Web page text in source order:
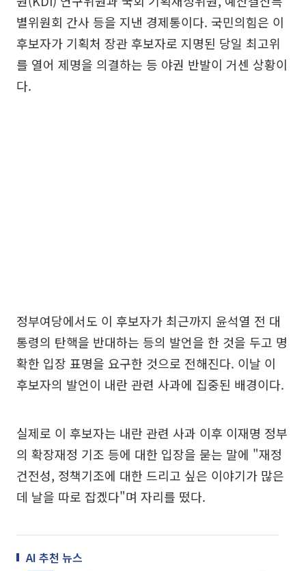
별위원회 간사 등을 지낸 경제통이다. 국민의힘은 이
후보자가 기획처 장관 후보자로 지명된 당일 최고위
를 열어 제명을 의결하는 등 야권 반발이 거센 상황이
다.
정부여당에서도 이 후보자가 최근까지 윤석열 전 대
통령의 탄핵을 반대하는 등의 발언을 한 것을 두고 명
확한 입장 표명을 요구한 것으로 전해진다. 이날 이
후보자의 발언이 내란 관련 사과에 집중된 배경이다.
실제로 이 후보자는 내란 관련 사과 이후 이재명 정부
의 확장재정 기조 등에 대한 입장을 묻는 말에 "재정
건전성, 정책기조에 대한 드리고 싶은 이야기가 많은
데 날을 따로 잡겠다"며 자리를 떴다.
AI 추천 뉴스